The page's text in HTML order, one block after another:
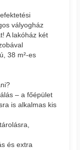
vályogház
A lakóház két
38 m²-es
– a főépület
is alkalmas kis
és extra